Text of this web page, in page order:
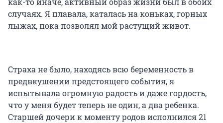
случаях. Я плавала, каталась на коньках, горных
лыжах, пока позволял мой растущий живот.
Страха не было, находясь всю беременность в
предвкушении предстоящего события, я
испытывала огромную радость и даже гордость,
что у меня будет теперь не один, а два ребенка.
Старшей дочери к моменту родов исполнился 21